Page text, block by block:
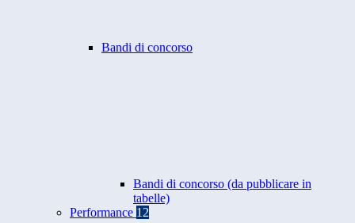
Bandi di concorso
Bandi di concorso (da pubblicare in
tabelle)
Performance 12